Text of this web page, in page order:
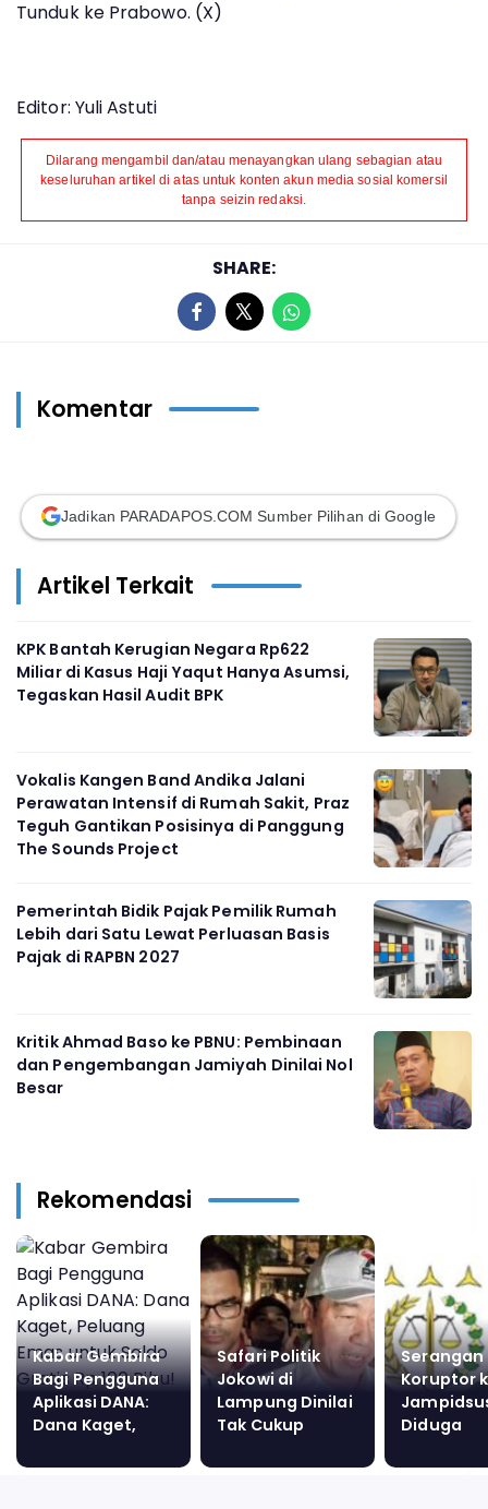
Tunduk ke Prabowo. (X)
Editor: Yuli Astuti
Dilarang mengambil dan/atau menayangkan ulang sebagian atau
keseluruhan artikel di atas untuk konten akun media sosial komersil
tanpa seizin redaksi.
SHARE:
Komentar
Jadikan PARADAPOS.COM Sumber Pilihan di Google
Artikel Terkait
KPK Bantah Kerugian Negara Rp622
Miliar di Kasus Haji Yaqut Hanya Asumsi,
Tegaskan Hasil Audit BPK
Vokalis Kangen Band Andika Jalani
Perawatan Intensif di Rumah Sakit, Praz
Teguh Gantikan Posisinya di Panggung
The Sounds Project
Pemerintah Bidik Pajak Pemilik Rumah
Lebih dari Satu Lewat Perluasan Basis
Pajak di RAPBN 2027
Kritik Ahmad Baso ke PBNU: Pembinaan
dan Pengembangan Jamiyah Dinilai Nol
Besar
Rekomendasi
Kabar Gembira
Bagi Pengguna
Aplikasi DANA:
Dana Kaget,
untuk Saldo
Safari Politik
Jokowi di
Lampung Dinilai
Tak Cukup
Senayan
Serangan
Koruptor
Diduga
Bandar